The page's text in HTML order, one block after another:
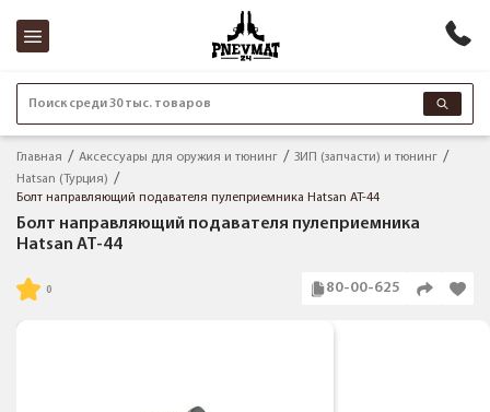
Поиск среди 30 тыс. товаров
Главная Аксессуары для оружия и тюнинг
ЗИП (запчасти) и тюнинг
Hatsan (Турция)
Болт направляющий подавателя пулеприемника Hatsan AT-44
Болт направляющий подавателя пулеприемника
Hatsan AT-44
80-00-625